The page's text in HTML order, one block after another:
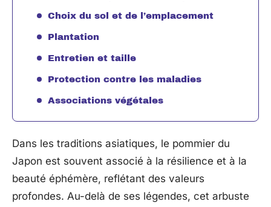
Choix du sol et de l’emplacement
Plantation
Entretien et taille
Protection contre les maladies
Associations végétales
Dans les traditions asiatiques, le pommier du
Japon est souvent associé à la résilience et à la
beauté éphémère, reflétant des valeurs
profondes. Au-delà de ses légendes, cet arbuste